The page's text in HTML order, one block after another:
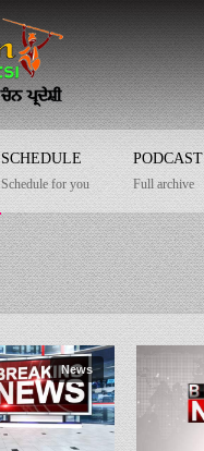
SCHEDULE
Schedule for you
PODCAST
Full archive
News